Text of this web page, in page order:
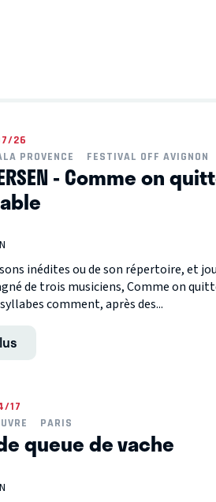
26
PROVENCE
FESTIVAL OFF AVIGNON
- Comme on
inédites ou de son répertoire, et
de trois musiciens, Comme on
comment, après des...
17
PARIS
queue de vache